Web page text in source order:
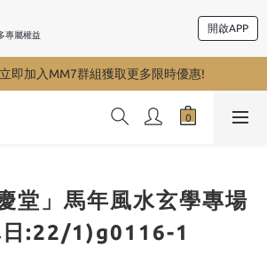
專屬權益
開啟APP
即加入MM7群組獲取更多限時優惠!
堂」馬年風水玄學專場
日:22/1)g0116-1